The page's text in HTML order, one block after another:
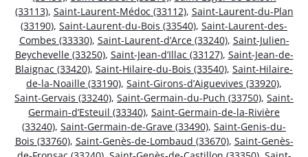
(33113), Saint-Laurent-Médoc (33112), Saint-Laurent-du-Plan
(33190), Saint-Laurent-du-Bois (33540), Saint-Laurent-des-
Combes (33330), Saint-Laurent-d’Arce (33240), Saint-Julien-
Beychevelle (33250), Saint-Jean-d’Illac (33127), Saint-Jean-de-
Blaignac (33420), Saint-Hilaire-du-Bois (33540), Saint-Hilaire-
de-la-Noaille (33190), Saint-Girons-d’Aiguevives (33920),
Saint-Gervais (33240), Saint-Germain-du-Puch (33750), Saint-
Germain-d’Esteuil (33340), Saint-Germain-de-la-Rivière
(33240), Saint-Germain-de-Grave (33490), Saint-Genis-du-
Bois (33760), Saint-Genès-de-Lombaud (33670), Saint-Genès-